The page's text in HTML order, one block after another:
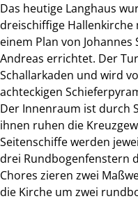
Das heutige Langhaus
dreischiffige
einem Plan von Johannes
Andreas errichtet. Der
Schallarkaden und wird
achteckigen
Der Innenraum ist durch
ihnen ruhen die
Seitenschiffe werden
drei Rundbogenfenstern
Chores zieren zwei
die Kirche um zwei